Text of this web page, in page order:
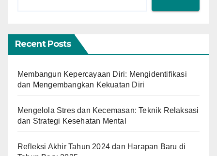
Recent Posts
Membangun Kepercayaan Diri: Mengidentifikasi
dan Mengembangkan Kekuatan Diri
Mengelola Stres dan Kecemasan: Teknik Relaksasi
dan Strategi Kesehatan Mental
Refleksi Akhir Tahun 2024 dan Harapan Baru di